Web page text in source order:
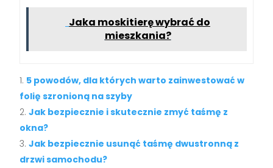
Jaka moskitierę wybrać do
mieszkania?
5 powodów, dla których warto zainwestować w
folię szronioną na szyby
Jak bezpiecznie i skutecznie zmyć taśmę z
okna?
Jak bezpiecznie usunąć taśmę dwustronną z
drzwi samochodu?